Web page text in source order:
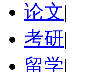
论文|
考研|
留学|